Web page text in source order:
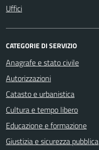
Uffici
CATEGORIE DI SERVIZIO
Anagrafe e stato civile
Autorizzazioni
Catasto e urbanistica
Cultura e tempo libero
Educazione e formazione
Giustizia e sicurezza pubblica